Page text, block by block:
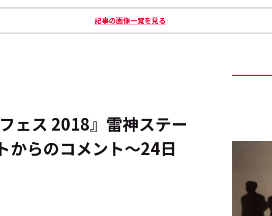
記事の画像一覧を見る
ェス 2018』雷神ステー
からのコメント～24日